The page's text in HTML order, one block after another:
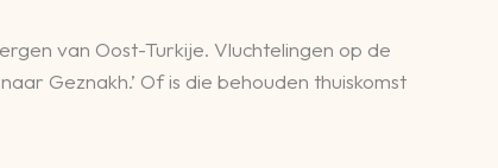
van Oost-Turkije. Vluchtelingen op de
Geznakh.’ Of is die behouden thuiskomst